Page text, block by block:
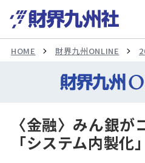
HOME 財界九州ONLINE
〈金融〉みん銀
「システム内製化」